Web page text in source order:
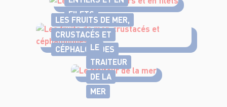
FILETS
LES FRUITS DE MER,
CRUSTACÉS ET
CÉPHALOPODES
LE
TRAITEUR
DE LA
MER